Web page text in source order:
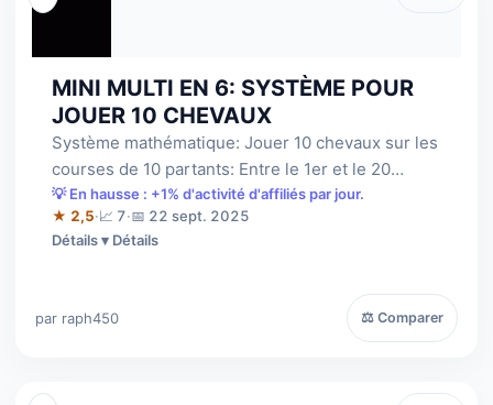
MINI MULTI EN 6: SYSTÈME POUR
JOUER 10 CHEVAUX
Système mathématique: Jouer 10 chevaux sur les
courses de 10 partants: Entre le 1er et le 20
Septembre 2025: 18 courses gagnantes!
💡 En hausse : +1% d'activité d'affiliés par jour.
★ 2,5·📈 7·📅 22 sept. 2025
Détails
par raph450 ⚖ Comparer